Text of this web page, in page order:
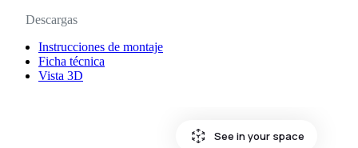
Descargas
Instrucciones de montaje
Ficha técnica
Vista 3D